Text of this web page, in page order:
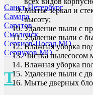
Санкт-Петербург
Самара
Саратов
Смоленск
Сергиев-Посад МО
Серпухов МО
Т
Мытье зеркал и
высоту;
Удаление пыли с
Удаление пыли с
Влажная уборка
Чистка пылесосом
Влажная уборка
Удаление пыли с
Мытье дверных